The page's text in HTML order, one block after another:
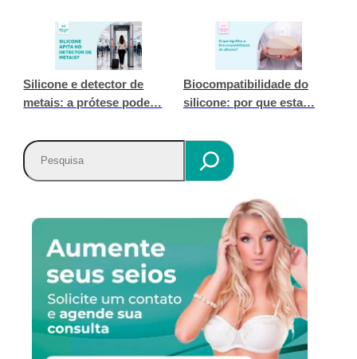
Silicone e detector de
metais: a prótese pode…
Biocompatibilidade do
silicone: por que esta…
P
e